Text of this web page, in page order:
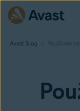
Avast Blog Používáte